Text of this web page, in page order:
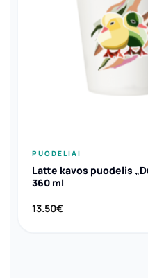
PUODELIAI
Latte kavos puodelis
360 ml
13.50€